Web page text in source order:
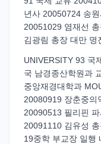
년사 20050724 송
20051029 염재선
김광림 총장 대만 명
UNIVERSITY 93 국
국 남경종산학원과
중앙재경대학과
20080919 장춘중의
20090513 필리핀
20091110 김유성
19중학 부교장 일행